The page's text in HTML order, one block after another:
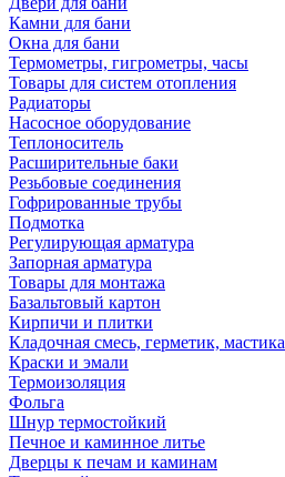
Камни для бани
Окна для бани
Термометры, гигрометры, часы
Товары для систем отопления
Радиаторы
Насосное оборудование
Теплоноситель
Расширительные баки
Резьбовые соединения
Гофрированные трубы
Подмотка
Регулирующая арматура
Запорная арматура
Товары для монтажа
Базальтовый картон
Кирпичи и плитки
Кладочная смесь, герметик, мастика
Краски и эмали
Термоизоляция
Фольга
Шнур термостойкий
Печное и каминное литье
Дверцы к печам и каминам